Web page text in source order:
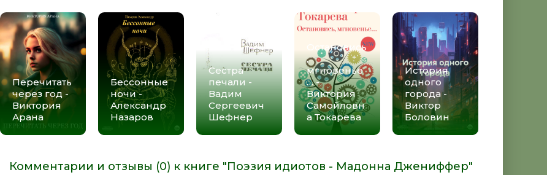
Перечитать
через год -
Виктория
Арана
Бессонные
ночи -
Александр
Назаров
Сестра
печали -
Вадим
Сергеевич
Шефнер
Остановись
,
мгновенье
… -
Виктория
Самойловн
а Токарева
История
одного
города -
Виктор
Боловин
Комментарии и отзывы (0) к книге "Поэзия идиотов - Мадонна Джениффер"